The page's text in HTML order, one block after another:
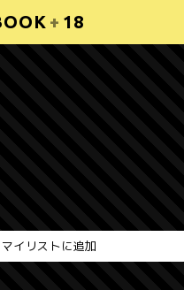
+ 18
マイリストに追加